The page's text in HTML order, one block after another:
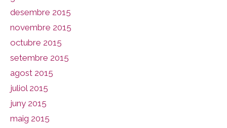
desembre 2015
novembre 2015
octubre 2015
setembre 2015
agost 2015
juliol 2015
juny 2015
maig 2015